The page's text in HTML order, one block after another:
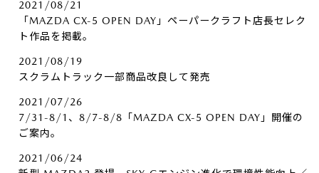
2021/08/21
「MAZDA CX-5 OPEN DAY」ペーパークラフト店長セレク
ト作品を掲載。
2021/08/19
スクラムトラック一部商品改良して発売
2021/07/26
7/31-8/1、8/7-8/8「MAZDA CX-5 OPEN DAY」開催の
ご案内。
2021/06/24